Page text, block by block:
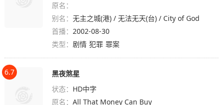
原名：
别名：无主之城(港) / 无法无天(台) / City of God
首播：2002-08-30
类型：剧情 犯罪 罪案
6.7
黑夜煞星
状态： HD中字
原名：All That Money Can Buy